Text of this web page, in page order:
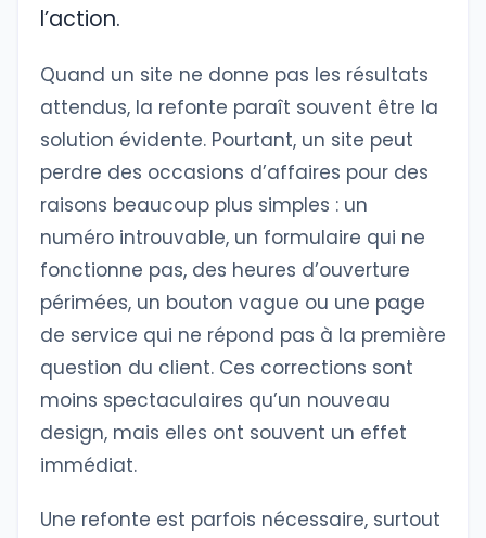
l’action.
Quand un site ne donne pas les résultats
attendus, la refonte paraît souvent être la
solution évidente. Pourtant, un site peut
perdre des occasions d’affaires pour des
raisons beaucoup plus simples : un
numéro introuvable, un formulaire qui ne
fonctionne pas, des heures d’ouverture
périmées, un bouton vague ou une page
de service qui ne répond pas à la première
question du client. Ces corrections sont
moins spectaculaires qu’un nouveau
design, mais elles ont souvent un effet
immédiat.
Une refonte est parfois nécessaire, surtout